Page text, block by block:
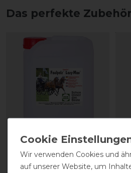
Das perfekte
Lederpflege easy-care
Wir verwenden Cookies und
auf unserer Website, um